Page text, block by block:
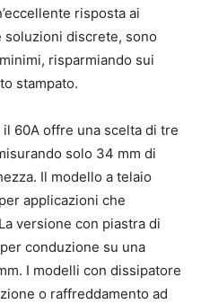
risposta ai
soluzioni discrete, sono
risparmiando sui
stampato.
60A offre una scelta di tre
solo 34 mm di
Il modello a telaio
applicazioni che
versione con piastra di
conduzione su una
I modelli con dissipatore
o raffreddamento ad